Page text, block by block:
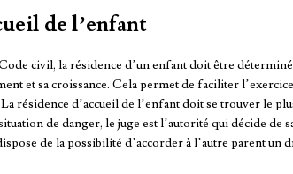
de l’enfant
civil, la résidence d’un enfant doit être
et sa croissance. Cela permet de faciliter
résidence d’accueil de l’enfant doit se trouver le
de danger, le juge est l’autorité qui décide de
de la possibilité d’accorder à l’autre parent un